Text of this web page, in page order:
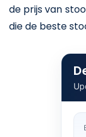
de prijs van
die de beste